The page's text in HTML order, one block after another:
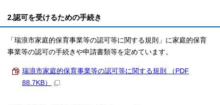
2.認可を受けるための手続き
「瑞浪市家庭的保育事業等の認可等に関する規則」に家庭的保育
事業等の認可の手続きや申請書類等を定めています。
瑞浪市家庭的保育事業等の認可等に関する規則 （PDF
88.7KB）